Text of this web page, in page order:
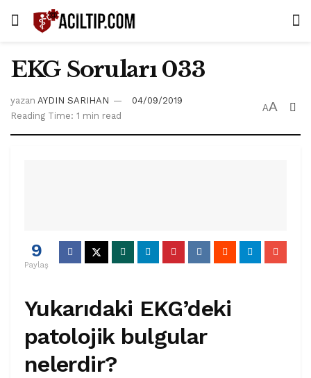
EKG Soruları 033
yazan AYDIN SARIHAN
04/09/2019
Reading Time: 1 min read
AA
9
Paylaş
Yukarıdaki EKG’deki
patolojik bulgular
nelerdir?